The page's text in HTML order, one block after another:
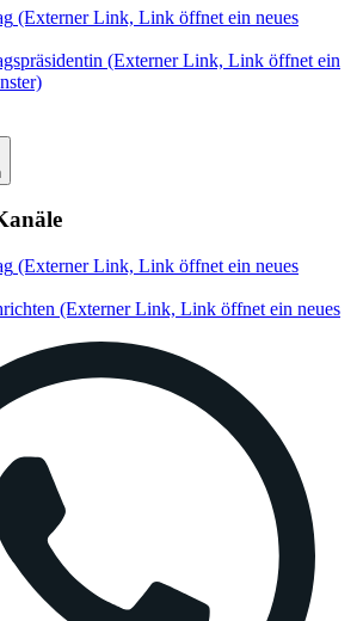
(Externer Link, Link öffnet ein neues
(Externer Link, Link öffnet ein
(Externer Link, Link öffnet ein neues
(Externer Link, Link öffnet ein neues